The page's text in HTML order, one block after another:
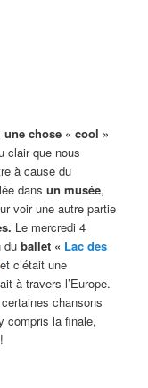
une chose « cool »
clair que nous
à cause du
dans un musée,
voir une autre partie
Le mercredi 4
duballet « Lac des
et c’était une
à travers l’Europe.
chansons
compris la finale,